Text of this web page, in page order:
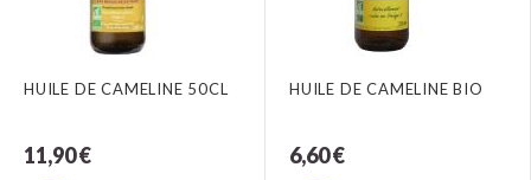
HUILE DE CAMELINE 50CL
11,90 €
HUILE DE CAMELINE BIO
6,60 €